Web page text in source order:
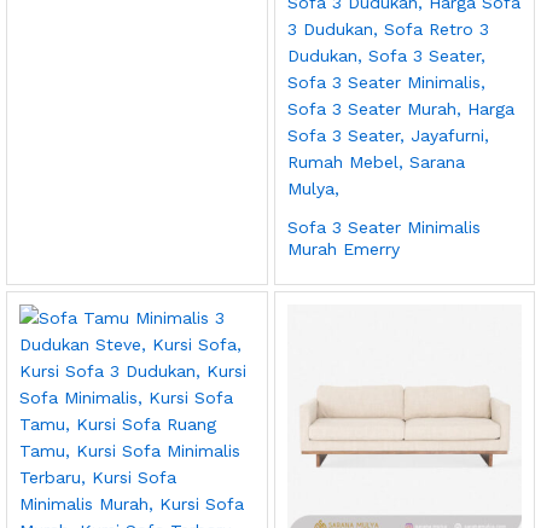
Sofa 3 Seater Minimalis
Murah Emerry